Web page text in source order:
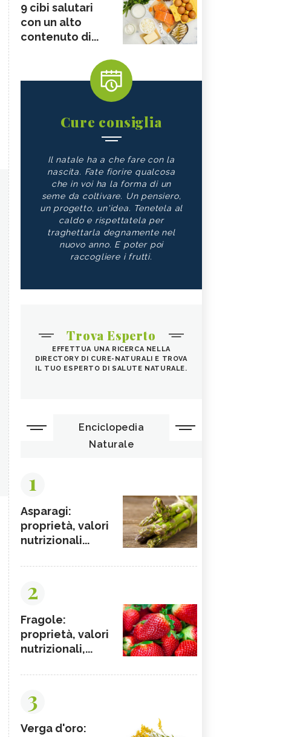
9 cibi salutari
con un alto
contenuto di...
Cure consiglia
Il natale ha a che fare con la
nascita. Fate fiorire qualcosa
che in voi ha la forma di un
seme da coltivare. Un pensiero,
un progetto, un'idea. Tenetela al
caldo e rispettatela per
traghettarla degnamente nel
nuovo anno. E poter poi
raccogliere i frutti.
Trova Esperto
EFFETTUA UNA RICERCA NELLA
DIRECTORY DI CURE-NATURALI E TROVA
IL TUO ESPERTO DI SALUTE NATURALE.
Enciclopedia
Naturale
1
Asparagi:
proprietà, valori
nutrizionali...
2
Fragole:
proprietà, valori
nutrizionali,...
3
Verga d'oro: